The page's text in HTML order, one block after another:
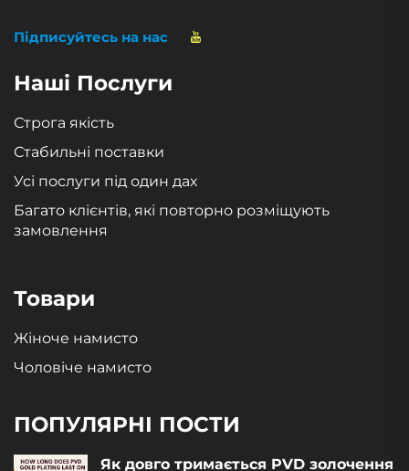
Підписуйтесь на нас
Наші Послуги
Строга якість
Стабильні поставки
Усі послуги під один дах
Багато клієнтів, які повторно розміщують
замовлення
Товари
Жіноче намисто
Чоловіче намисто
ПОПУЛЯРНІ ПОСТИ
Як довго тримається PVD золочення